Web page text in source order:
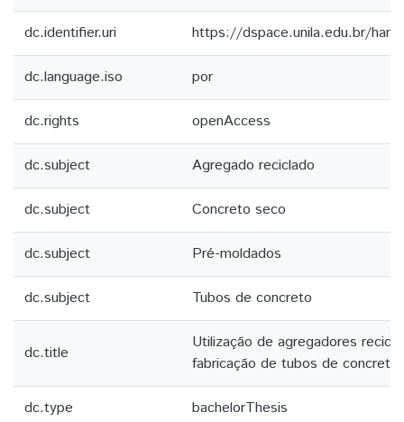
dc.identifier.uri https://dspace.unila.edu.br/
dc.language.iso por
dc.rights openAccess
dc.subject Agregado reciclado
dc.subject Concreto seco
dc.subject Pré-moldados
dc.subject Tubos de concreto
dc.title
Utilização de agregadores
fabricação de tubos de concreto
dc.type bachelorThesis